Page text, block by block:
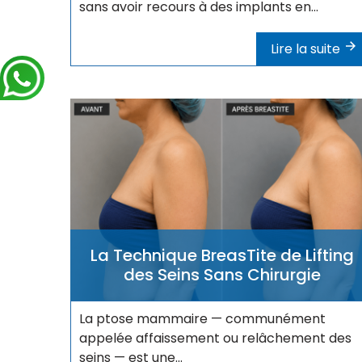
sans avoir recours à des implants en...
Lire la suite
La Technique BreasTite de Lifting
des Seins Sans Chirurgie
La ptose mammaire — communément
appelée affaissement ou relâchement des
seins — est une...